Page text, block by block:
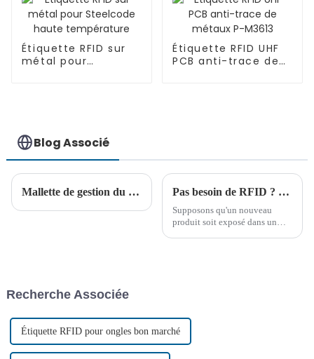
Étiquette RFID sur
métal pour
Étiquette RFID UHF
PCB anti-trace de
Blog Associé
Mallette de gestion du linge d'hôpital RFID avec étiquettes de blanchisserie RFID Pas besoin de RFID ? Pas besoin de nouveaux commerces !
Supposons qu'un nouveau
produit soit exposé dans un
Recherche Associée
Étiquette RFID pour ongles bon marché